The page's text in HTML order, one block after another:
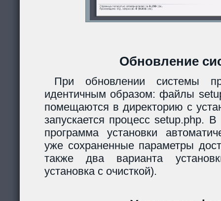
Обновление
При обновлении системы
идентичным образом: файлы
помещаются в директорию с
запускается процесс setup.php.
программа установки
уже сохраненные параметры
также два варианта
установка с очисткой).